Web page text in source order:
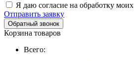
Я даю согласие на обработку моих
Отправить заявку
Обратный звонок
Корзина товаров
Всего: